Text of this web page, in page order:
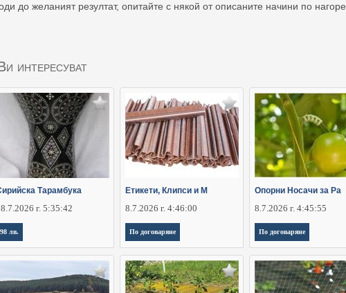
до желаният резултат, опитайте с някой от описаните начини по нагоре.
интересуват
Тарамбука
г. 5:35:42
98 лв.
Етикети, Клипси и М
8.7.2026 г. 4:46:00
По договаряне
Oпорни Носачи за Ра
8.7.2026 г. 4:45:55
По договаряне